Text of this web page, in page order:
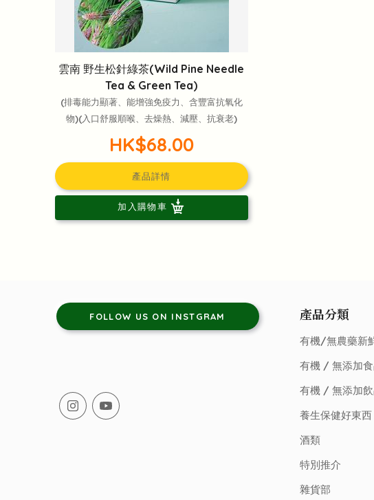
雲南 野生松針綠茶(Wild Pine Needle
Tea & Green Tea)
(排毒能力顯著、能增強免疫力、含豐富抗氧化
物)(入口舒服順喉、去燥熱、減壓、抗衰老)
HK$68.00
產品詳情
加入購物車
FOLLOW US ON INSTGRAM 產品分類
有機/無農藥新
有機 / 無添加
有機 / 無添加
養生保健好東西
酒類
特別推介
雜貨部